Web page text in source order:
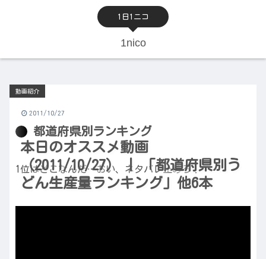
1日1ニコ
1nico
本日のオススメ動画
（2011/10/27） | 「都道府県別う
どん生産量ランキング」他6本
動画紹介
2011/10/27
都道府県別ランキング
1位はどこなんだ…おい、ネタバレ止めろ！